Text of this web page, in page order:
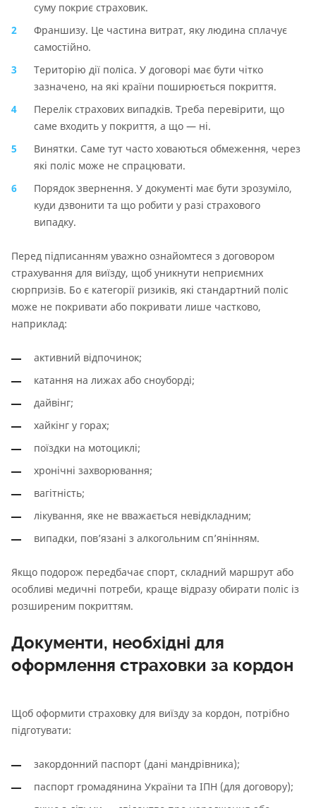
суму покриє страховик.
Франшизу. Це частина витрат, яку людина сплачує
самостійно.
Територію дії поліса. У договорі має бути чітко
зазначено, на які країни поширюється покриття.
Перелік страхових випадків. Треба перевірити, що
саме входить у покриття, а що — ні.
Винятки. Саме тут часто ховаються обмеження, через
які поліс може не спрацювати.
Порядок звернення. У документі має бути зрозуміло,
куди дзвонити та що робити у разі страхового
випадку.
Перед підписанням уважно ознайомтеся з договором
страхування для виїзду, щоб уникнути неприємних
сюрпризів. Бо є категорії ризиків, які стандартний поліс
може не покривати або покривати лише частково,
наприклад:
активний відпочинок;
катання на лижах або сноуборді;
дайвінг;
хайкінг у горах;
поїздки на мотоциклі;
хронічні захворювання;
вагітність;
лікування, яке не вважається невідкладним;
випадки, пов’язані з алкогольним сп’янінням.
Якщо подорож передбачає спорт, складний маршрут або
особливі медичні потреби, краще відразу обирати поліс із
розширеним покриттям.
Документи, необхідні для
оформлення страховки за кордон
Щоб оформити страховку для виїзду за кордон, потрібно
підготувати:
закордонний паспорт (дані мандрівника);
паспорт громадянина України та ІПН (для договору);